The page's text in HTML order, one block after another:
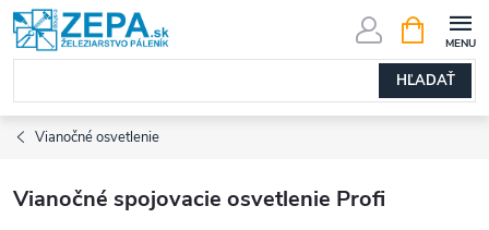
Prejsť
na
obsah
HĽADAŤ
KOŠÍK
Vianočné osvetlenie
Vianočné spojovacie osvetlenie Profi